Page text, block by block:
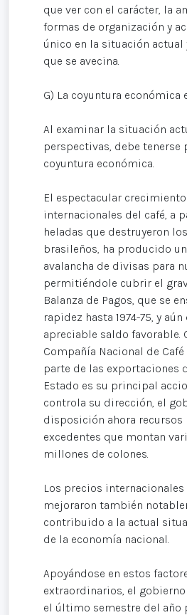
que ver con el carácter, la
formas de organización y
único en la situación actual
que se avecina.
G) La coyuntura económica
Al examinar la situación
perspectivas, debe tenerse
coyuntura económica.
El espectacular
internacionales del café, a
heladas que destruyeron
brasileños, ha producido
avalancha de divisas para
permitiéndole cubrir el
Balanza de Pagos, que se
rapidez hasta 1974-75, y
apreciable saldo favorable.
Compañía Nacional de
parte de las exportaciones
Estado es su principal
controla su dirección, el
disposición ahora recursos
excedentes que montan
millones de colones.
Los precios
mejoraron también
contribuido a la actual
de la economía nacional.
Apoyándose en estos
extraordinarios, el
el último semestre del año